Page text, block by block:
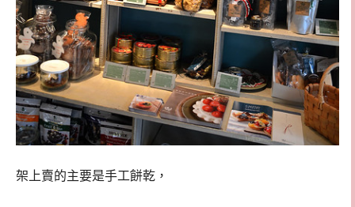
架上賣的主要是手工餅乾，